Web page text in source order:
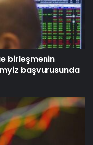
birleşmenin
başvurusunda